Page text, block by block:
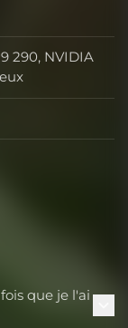
290, NVIDIA
que je l'ai